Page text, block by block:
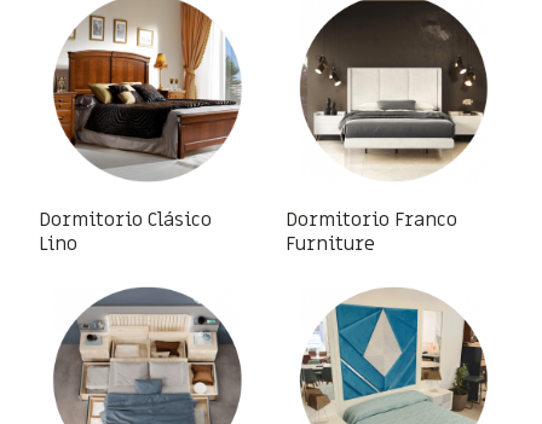
Dormitorio Clásico
Lino
Dormitorio Franco
Furniture